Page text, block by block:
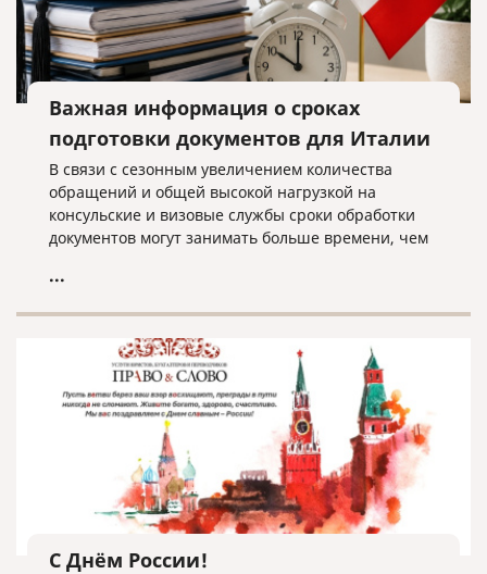
Важная информация о сроках
подготовки документов для Италии
В связи с сезонным увеличением количества
обращений и общей высокой нагрузкой на
консульские и визовые службы сроки обработки
документов могут занимать больше времени, чем
...
С Днём России!